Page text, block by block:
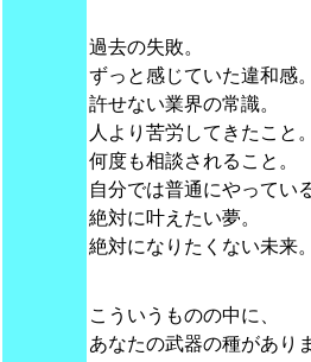
過去の失敗。
ずっと感じていた違和感。
許せない業界の常識。
人より苦労してきたこと。
何度も相談されること。
自分では普通にやってい
絶対に叶えたい夢。
絶対になりたくない未来。
こういうものの中に、
あなたの武器の種があり